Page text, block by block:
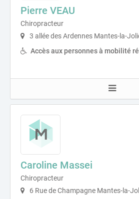
Pierre VEAU
Chiropracteur
3 allée des Ardennes Mantes-la-
Accès aux personnes à mobilité
Caroline Massei
Chiropracteur
6 Rue de Champagne Mantes-la-